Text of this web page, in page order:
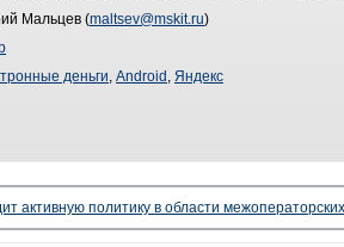
Мальцев (maltsev@mskit.ru)
деньги, Android , Яндекс
активную политику в области